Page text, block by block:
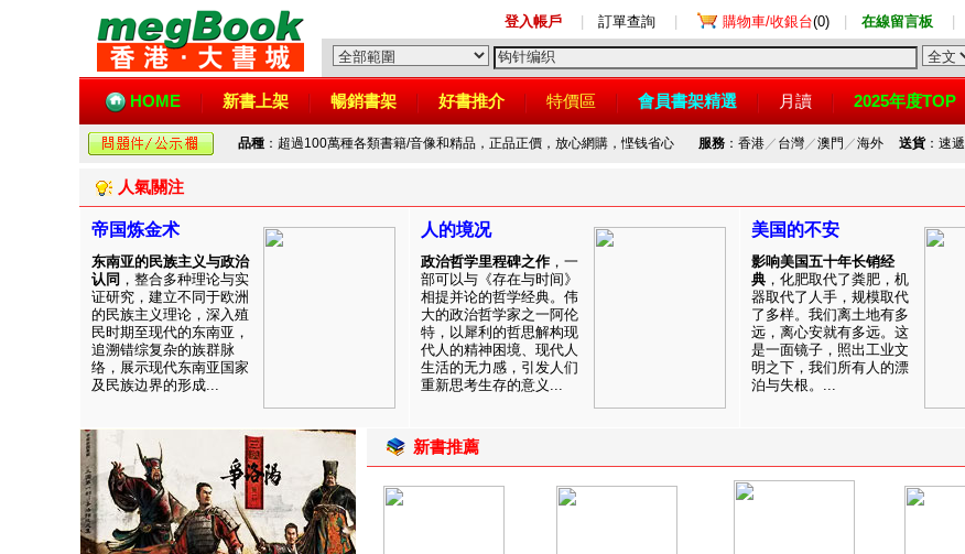
登入帳戶 訂單查詢 購物車/收銀台(0) 在線留言板
HOME 新書上架 暢銷書架 好書推介 特價區 會員書架精選 月讀 2025年度TOP
品種 ：超過100萬種各類書籍/音像和精品，正品正價，放心網購，悭钱省心 服務：香港／ 台灣／澳門 ／海外 送貨：速遞
人氣關注
帝国炼金术
东南亚的民族主义与政治
认同 ，整合多种理论与实
证研究，建立不同于欧洲
的民族主义理论，深入殖
民时期至现代的东南亚，
追溯错综复杂的族群脉
络，展示现代东南亚国家
及民族边界的形成...
人的境况
政治哲学里程碑之作 ，一
部可以与《存在与时间》
相提并论的哲学经典。伟
大的政治哲学家之一阿伦
特，以犀利的哲思解构现
代人的精神困境、现代人
生活的无力感，引发人们
重新思考生存的意义...
美国的不安
影响美国五十年长销经
典 ，化肥取代了粪肥，机
器取代了人手，规模取代
了多样。我们离土地有多
远，离心安就有多远。这
是一面镜子，照出工业文
明之下，我们所有人的漂
泊与失根。...
新書推薦